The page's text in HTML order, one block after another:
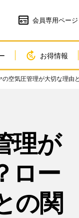
会員専用ページ
お得情報
の空気圧管理が大切な理由
理が
ロー
の関